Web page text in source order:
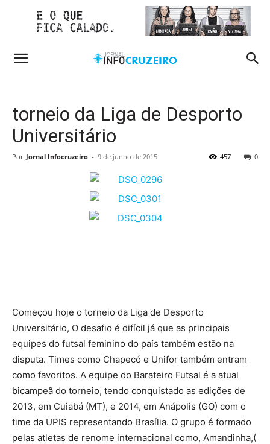
torneio da Liga de Desporto
Universitário
Por Jornal Infocruzeiro - 9 de junho de 2015 0
457
Começou hoje o torneio da Liga de Desporto
Universitário, O desafio é difícil já que as principais
equipes do futsal feminino do país também estão na
disputa. Times como Chapecó e Unifor também entram
como favoritos. A equipe do Barateiro Futsal é a atual
bicampeã do torneio, tendo conquistado as edições de
2013, em Cuiabá (MT), e 2014, em Anápolis (GO) com o
time da UPIS representando Brasília. O grupo é formado
pelas atletas de renome internacional como, Amandinha,(